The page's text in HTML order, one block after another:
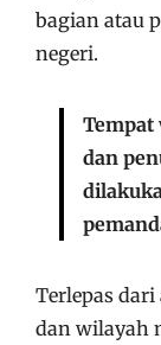
bagian atau
negeri.
Tempat
dan
Terlepas
dan wilayah